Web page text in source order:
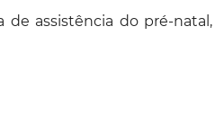
de assistência do pré-